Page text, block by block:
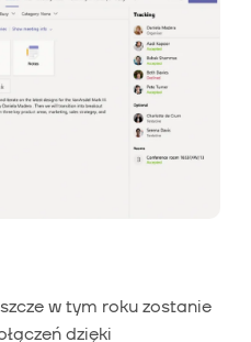
w tym roku zostanie
dzięki